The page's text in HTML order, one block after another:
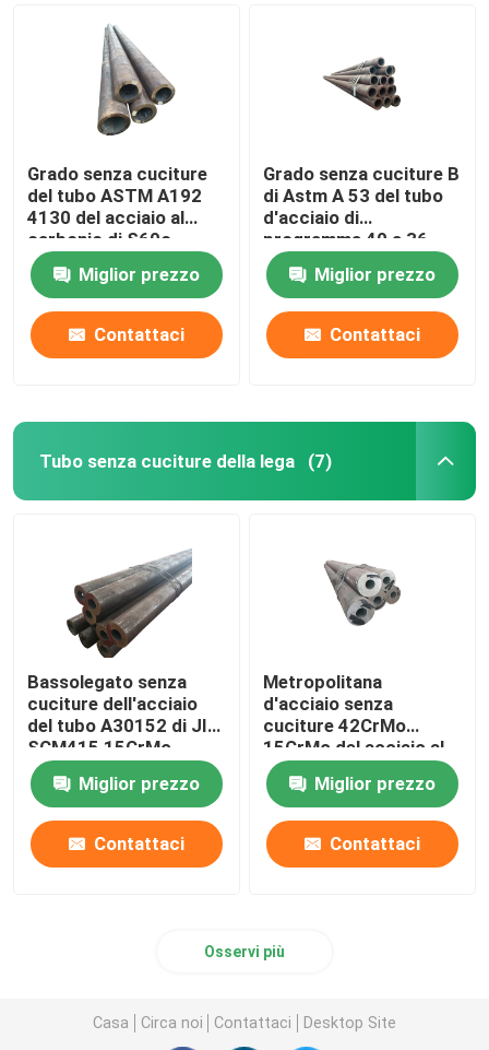
Grado senza cuciture
del tubo ASTM A192
4130 del acciaio al
carbonio di S60c
Miglior prezzo
Contattaci
Grado senza cuciture B
di Astm A 53 del tubo
d'acciaio di
programma 40 a 36
pollici
Miglior prezzo
Contattaci
Tubo senza cuciture della lega (7)
Bassolegato senza
cuciture dell'acciaio
del tubo A30152 di JIS
SCM415 15CrMo
1,7243
Miglior prezzo
Contattaci
Metropolitana
d'acciaio senza
cuciture 42CrMo
15CrMo del acciaio al
carbonio di ASTM
A283 T91 P91 P22
P11
Miglior prezzo
Contattaci
Osservi più
Casa Circa noi Contattaci Desktop Site